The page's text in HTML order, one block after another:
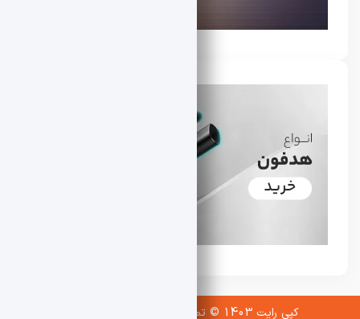
کپی رایت 1403 © تمامی حقوق محفوظ می باشد.